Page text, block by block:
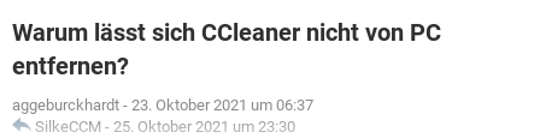
Warum lässt sich CCleaner nicht von PC
entfernen?
aggeburckhardt - 23. Oktober 2021 um 06:37
SilkeCCM - 25. Oktober 2021 um 23:30